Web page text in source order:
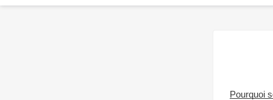
Pourquoi